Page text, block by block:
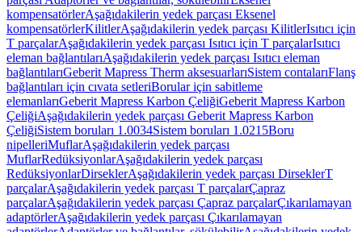
kompensatörlerAşağıdakilerin yedek parçası Eksenel
kompensatörlerKilitlerAşağıdakilerin yedek parçası KilitlerIsıtıcı için
T parçalarAşağıdakilerin yedek parçası Isıtıcı için T parçalarIsıtıcı
eleman bağlantılarıAşağıdakilerin yedek parçası Isıtıcı eleman
bağlantılarıGeberit Mapress Therm aksesuarlarıSistem contalarıFlanş
bağlantıları için cıvata setleriBorular için sabitleme
elemanlarıGeberit Mapress Karbon ÇeliğiGeberit Mapress Karbon
ÇeliğiAşağıdakilerin yedek parçası Geberit Mapress Karbon
ÇeliğiSistem boruları 1.0034Sistem boruları 1.0215Boru
nipelleriMuflarAşağıdakilerin yedek parçası
MuflarRedüksiyonlarAşağıdakilerin yedek parçası
RedüksiyonlarDirseklerAşağıdakilerin yedek parçası DirseklerT
parçalarAşağıdakilerin yedek parçası T parçalarÇapraz
parçalarAşağıdakilerin yedek parçası Çapraz parçalarÇıkarılamayan
adaptörlerAşağıdakilerin yedek parçası Çıkarılamayan